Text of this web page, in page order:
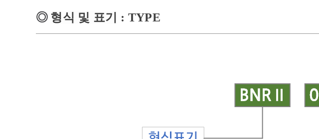
◎ 형식 및 표기 : TYPE